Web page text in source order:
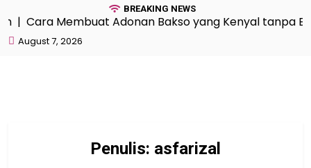
BREAKING NEWS
Cara Membuat Adonan Bakso yang Kenyal tanpa
August 7, 2026
Penulis: asfarizal